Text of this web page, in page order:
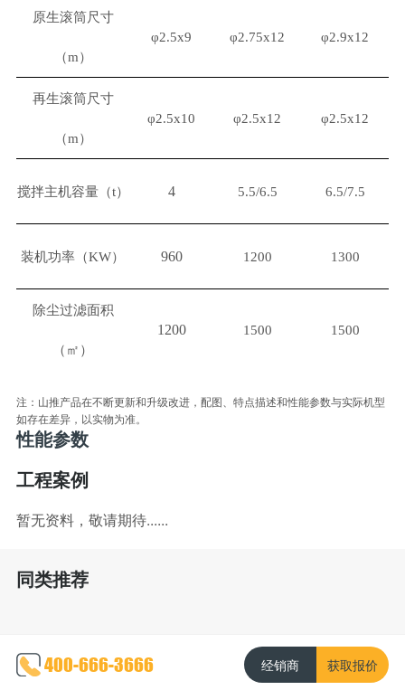
原生滚筒尺寸
（m）
φ2.5x9 φ2.75x12 φ2.9x12
再生滚筒尺寸
（m）
φ2.5x10 φ2.5x12 φ2.5x12
搅拌主机容量（t） 4 5.5/6.5 6.5/7.5
装机功率（KW） 960 1200 1300
除尘过滤面积
（㎡）
1200 1500 1500
注：山推产品在不断更新和升级改进，配图、特点描述和性能参数与实际机型
如存在差异，以实物为准。
性能参数
工程案例
暂无资料，敬请期待......
同类推荐
400-666-3666 经销商 获取报价